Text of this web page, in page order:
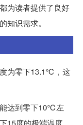
为读者提供了良好
知识需求。
为零下13.1℃，这
达到零下10℃左